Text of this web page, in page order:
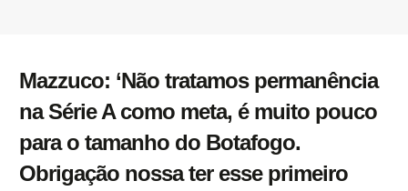
Mazzuco: ‘Não tratamos permanência
na Série A como meta, é muito pouco
para o tamanho do Botafogo.
Obrigação nossa ter esse primeiro